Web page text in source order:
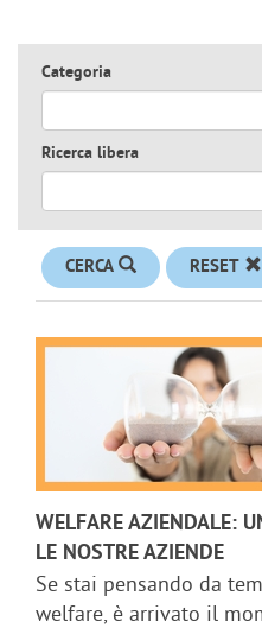
Categoria
Ricerca libera
CERCA RESET
WELFARE AZIENDALE:
LE NOSTRE AZIENDE
Se stai pensando da
welfare, è arrivato il